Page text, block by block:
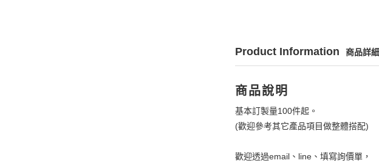
Product Information 商品詳細
商品說明
基本訂製量100件起。
(歡迎參考其它產品項目做整體搭配)
歡迎透過email、line、填寫詢價單，